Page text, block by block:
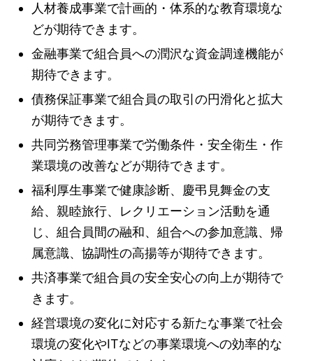
人材養成事業で計画的・体系的な教育環境な
どが期待できます。
金融事業で組合員への潤沢な資金調達機能が
期待できます。
債務保証事業で組合員の取引の円滑化と拡大
が期待できます。
共同労務管理事業で労働条件・安全衛生・作
業環境の改善などが期待できます。
福利厚生事業で健康診断、慶弔見舞金の支
給、親睦旅行、レクリエーション活動を通
じ、組合員間の融和、組合への参加意識、帰
属意識、協調性の高揚等が期待できます。
共済事業で組合員の安全安心の向上が期待で
きます。
経営環境の変化に対応する新たな事業で社会
環境の変化やITなどの事業環境への効率的な